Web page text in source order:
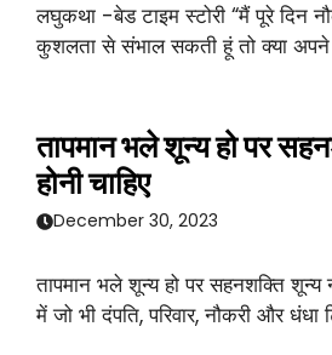
लघुकथा -बेड टाइम स्टोरी “मैं पूरे दिन
कुशलता से संभाल सकती हूं तो क्या
तापमान भले शून्य हो पर
होनी चाहिए
December 30, 2023
तापमान भले शून्य हो पर सहनशक्ति शून्य
में जो भी दंपति, परिवार, नौकरी और धंधा